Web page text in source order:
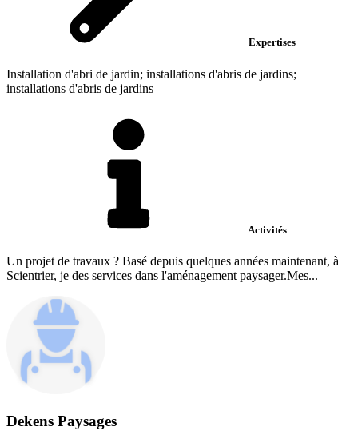
Expertises
Installation d'abri de jardin; installations d'abris de jardins;
installations d'abris de jardins
Activités
Un projet de travaux ? Basé depuis quelques années maintenant, à
Scientrier, je des services dans l'aménagement paysager.Mes...
Dekens Paysages